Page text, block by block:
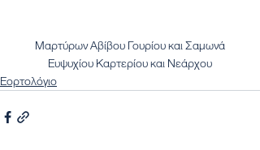
Μαρτύρων Αβίβου Γουρίου και Σαμωνά
Ευψυχίου Καρτερίου και Νεάρχου
Εορτολόγιο